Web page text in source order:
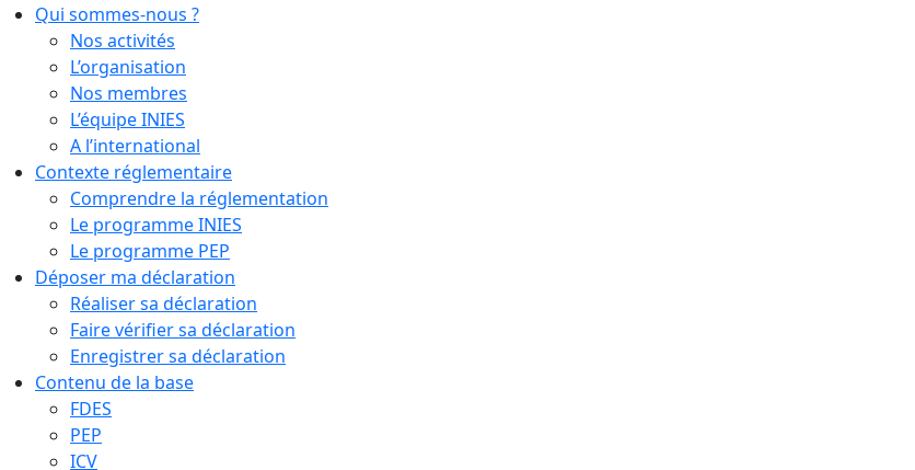
Qui sommes-nous ?
Nos activités
L’organisation
Nos membres
L’équipe INIES
A l’international
Contexte réglementaire
Comprendre la réglementation
Le programme INIES
Le programme PEP
Déposer ma déclaration
Réaliser sa déclaration
Faire vérifier sa déclaration
Enregistrer sa déclaration
Contenu de la base
FDES
PEP
ICV